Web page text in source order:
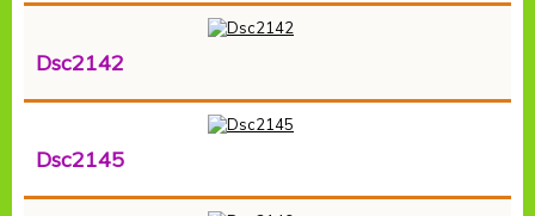
Dsc2142
Dsc2145